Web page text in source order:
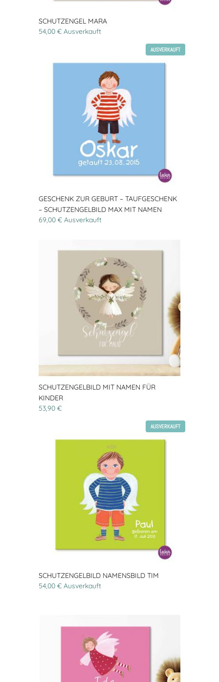
SCHUTZENGEL MARA
54,00 € Ausverkauft
AUSVERKAUFT
GESCHENK ZUR GEBURT – TAUFGESCHENK
– SCHUTZENGELBILD MAX MIT NAMEN
69,00 € Ausverkauft
SCHUTZENGELBILD MIT NAMEN FÜR
KINDER
53,90 €
AUSVERKAUFT
SCHUTZENGELBILD NAMENSBILD TIM
54,00 € Ausverkauft